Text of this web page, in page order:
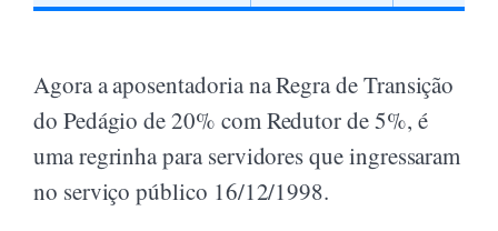
Agora a aposentadoria na Regra de Transição
do Pedágio de 20% com Redutor de 5%, é
uma regrinha para servidores que ingressaram
no serviço público 16/12/1998.